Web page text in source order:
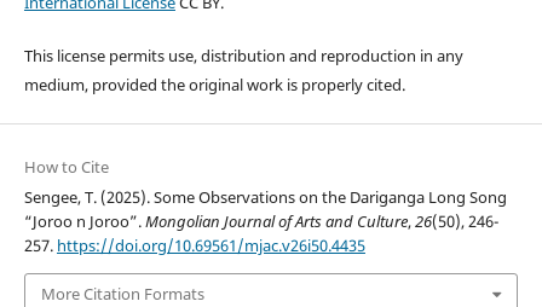
This license permits use, distribution and reproduction in any
medium, provided the original work is properly cited.
How to Cite
Sengee, T. (2025). Some Observations on the Dariganga Long Song
“Joroo n Joroo”.Mongolian Journal of Arts and Culture,26(50), 246-
257. https://doi.org/10.69561/mjac.v26i50.4435
More Citation Formats